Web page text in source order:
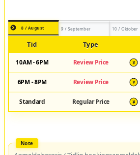
8 / August 9 / September 10 / Oktober
Tid Type
10AM - 6PM Review Price ¥
6PM - 8PM Review Price ¥
Standard Regular Price ¥